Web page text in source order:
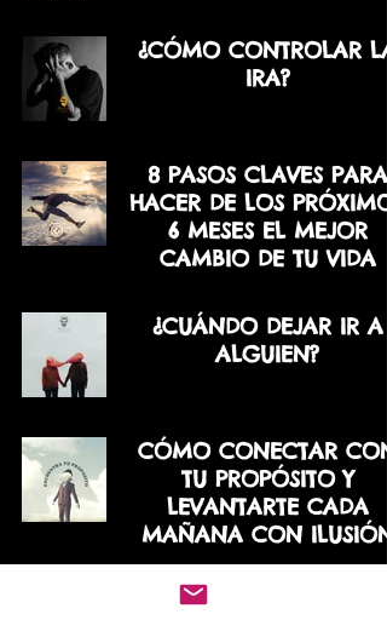
¿CÓMO CONTROLAR LA
IRA?
8 PASOS CLAVES PARA
HACER DE LOS
6 MESES EL MEJOR
CAMBIO DE TU VIDA
¿CUÁNDO DEJAR IR A
ALGUIEN?
CÓMO CONECTAR CON
TU PROPÓSITO Y
LEVANTARTE CADA
MAÑANA CON ILUSIÓN
“NO SACRIFIQUES LO